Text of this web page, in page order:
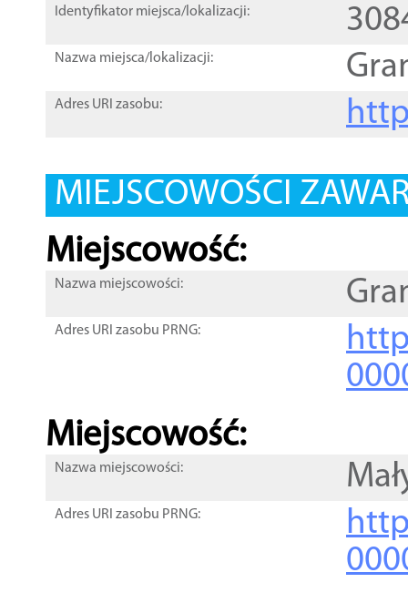
Identyfikator miejsca/lokalizacji:
Nazwa miejsca/lokalizacji:
Adres URI zasobu:
MIEJSCOWOŚCI
Miejscowość:
Nazwa miejscowości:
Adres URI zasobu PRNG:
Miejscowość:
Nazwa miejscowości:
Adres URI zasobu PRNG: